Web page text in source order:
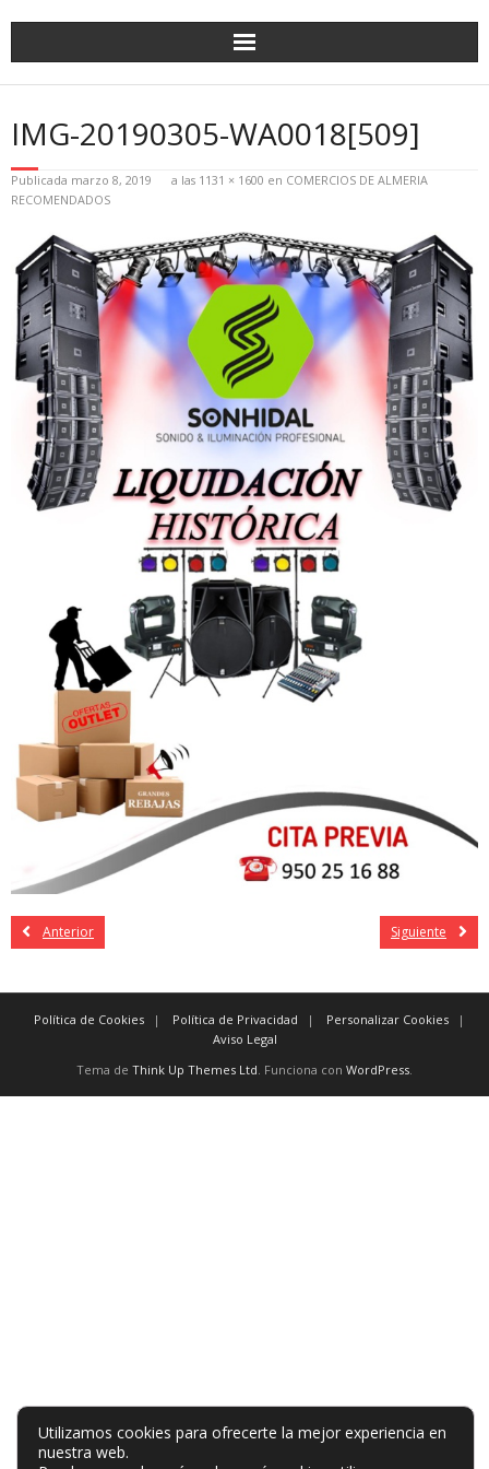
IMG-20190305-WA0018[509]
Publicada marzo 8, 2019 a las 1131 × 1600 en COMERCIOS DE ALMERIA
RECOMENDADOS
Anterior Siguiente
Política de Cookies Política de Privacidad
Personalizar Cookies
Aviso Legal
Tema de Think Up Themes Ltd . Funciona con WordPress
Utilizamos cookies para ofrecerte la mejor experiencia en
nuestra web.